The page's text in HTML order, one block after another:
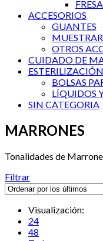
ACCESORIOS
GUANTES
OTROS
CUIDADO DE
ESTERILIZACIÓN
BOLSAS
LÍQUIDOS
SIN CATEGORIA
MARRONES
Tonalidades de
Filtrar
Visualización:
24
48